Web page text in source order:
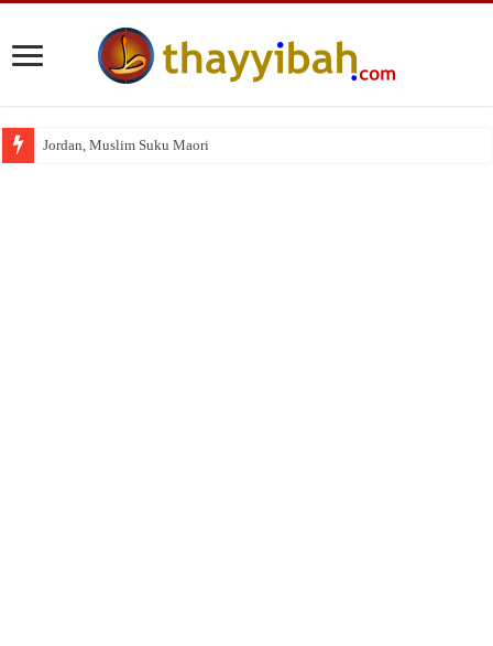
Jordan, Muslim Suku Maori